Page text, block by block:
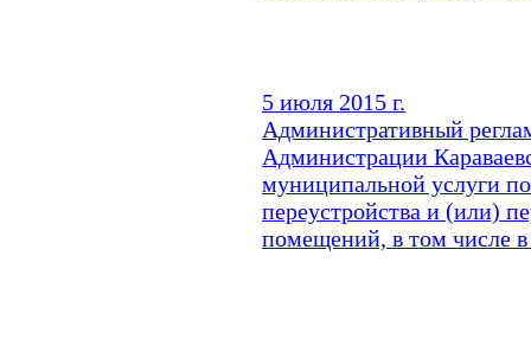
5 июля 2015 г.
Административный
Администрации
муниципальной услуги
переустройства и (или)
помещений, в том числе